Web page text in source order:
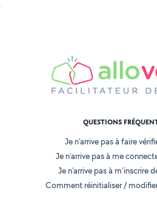
QUESTIONS
Je n'arrive pas à faire
Je n'arrive pas à me
Je n'arrive pas à m'inscrire
Comment réinitialiser /